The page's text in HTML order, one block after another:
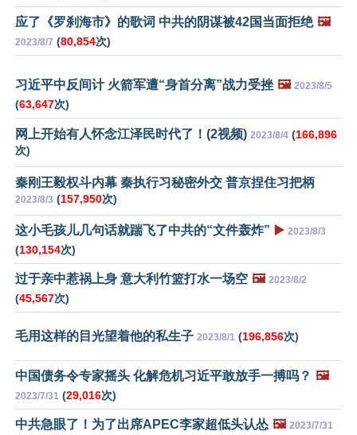
应了《罗刹海市》的歌词 中共的阴谋被42国当面拒绝 🖼️
2023/8/7 (80,854次)
习近平中反间计 火箭军遭“身首分离”战力受挫 🖼️ 2023/8/5
(63,647次)
网上开始有人怀念江泽民时代了！(2视频) 2023/8/4 (166,896
次)
秦刚王毅权斗内幕 秦执行习秘密外交 普京捏住习把柄
2023/8/3 (157,950次)
这小毛孩儿几句话就踹飞了中共的“文件轰炸” ▶️ 2023/8/3
(130,154次)
过于亲中惹祸上身 意大利竹篮打水一场空 🖼️ 2023/8/2
(45,567次)
毛用这样的目光望着他的私生子 2023/8/1 (196,856次)
中国债务令专家摇头 化解危机习近平敢放手一搏吗？ 🖼️
2023/7/31 (29,016次)
中共急眼了！为了出席APEC李家超低头认怂 🖼️ 2023/7/31